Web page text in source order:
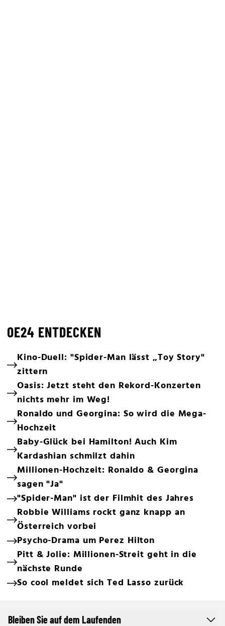
OE24 ENTDECKEN
Kino-Duell: "Spider-Man lässt „Toy Story"
zittern
Oasis: Jetzt steht den Rekord-Konzerten
nichts mehr im Weg!
Ronaldo und Georgina: So wird die Mega-
Hochzeit
Baby-Glück bei Hamilton! Auch Kim
Kardashian schmilzt dahin
Millionen-Hochzeit: Ronaldo & Georgina
sagen "Ja"
"Spider-Man" ist der Filmhit des Jahres
Robbie Williams rockt ganz knapp an
Österreich vorbei
Psycho-Drama um Perez Hilton
Pitt & Jolie: Millionen-Streit geht in die
nächste Runde
So cool meldet sich Ted Lasso zurück
Bleiben Sie auf dem Laufenden